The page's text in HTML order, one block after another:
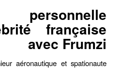
personnelle
française
avec Frumzi
aéronautique et spationaute